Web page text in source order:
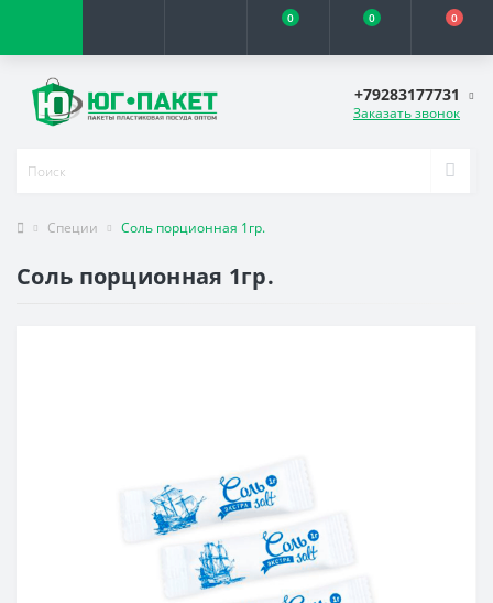
0 0 0
+79283177731
Заказать звонок
Специи Соль порционная 1гр.
Соль порционная 1гр.